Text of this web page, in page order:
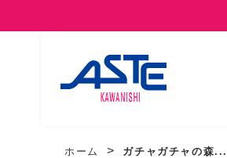
ホーム ガチャガチャの森...